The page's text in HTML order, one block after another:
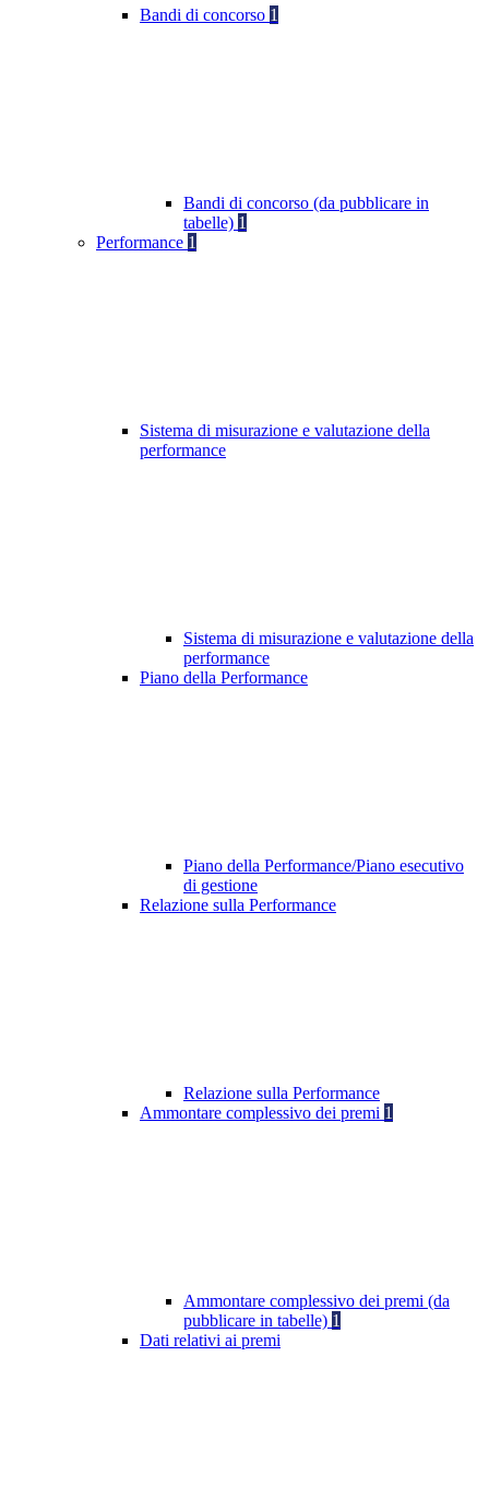
Bandi di concorso 1
Bandi di concorso (da pubblicare in
tabelle) 1
Performance 1
Sistema di misurazione e valutazione della
performance
Sistema di misurazione e valutazione della
performance
Piano della Performance
Piano della Performance/Piano esecutivo
di gestione
Relazione sulla Performance
Relazione sulla Performance
Ammontare complessivo dei premi 1
Ammontare complessivo dei premi (da
pubblicare in tabelle) 1
Dati relativi ai premi